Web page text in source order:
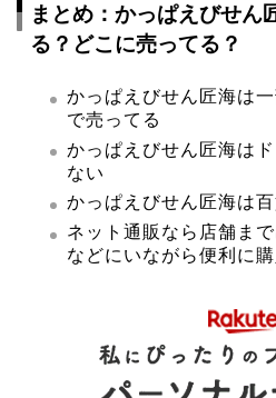
まとめ：かっぱえびせん
る？どこに売ってる？
かっぱえびせん匠海は
で売ってる
かっぱえびせん匠海は
ない
かっぱえびせん匠海は
ネット通販なら店舗ま
などにいながら便利に購